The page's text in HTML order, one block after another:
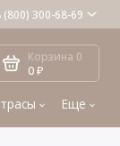
(800) 300-68-69
Корзина 0
0 ₽
Еще